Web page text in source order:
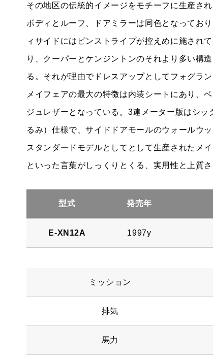
その地区の伝統的イメージをモチーフに生産さ
ボディとルーフ、ドアミラーは同色となってお
ィサイドにはピンストライプが控えめに施され
り、クーパーとケンジントンのそれより多い構
る。それが理由でドレスアップとしてフォグラ
メイフェアの最大の特徴は内装シートにあり、
ジュレザーとなっている。3連メーター版はシ
るみ）仕様で、サイドドアモールのウォールウッ
スタンダードモデルとしてとして生産されたメ
といった言葉がしっくりとくる、実用性と上質
型式 発売年
E-XN12A 1997y
ミッション
排気
馬力